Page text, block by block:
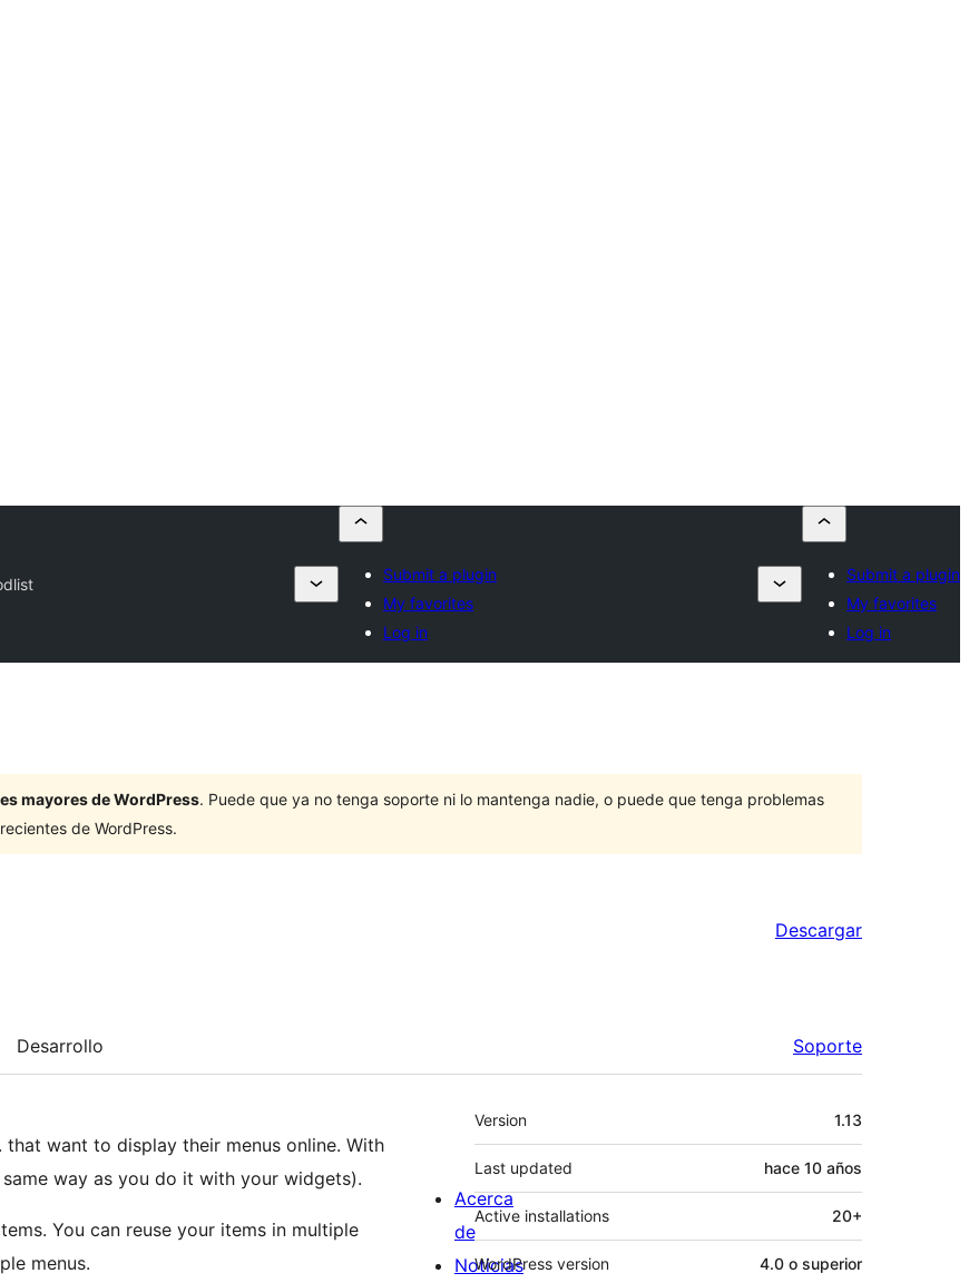
Submit a plugin
My favorites
Log in
Submit a plugin
My favorites
Log in
mayores de WordPress. Puede que ya no tenga soporte ni lo mantenga nadie, o puede que tenga problemas
de WordPress.
Descargar
Desarrollo Soporte
want to display their menus online. With
way as you do it with your widgets).
You can reuse your items in multiple
menus.
Meta
Version 1.13
Last updated hace 10 años
Active installations 20+
WordPress version 4.0 o superior
Acerca
de
Noticias